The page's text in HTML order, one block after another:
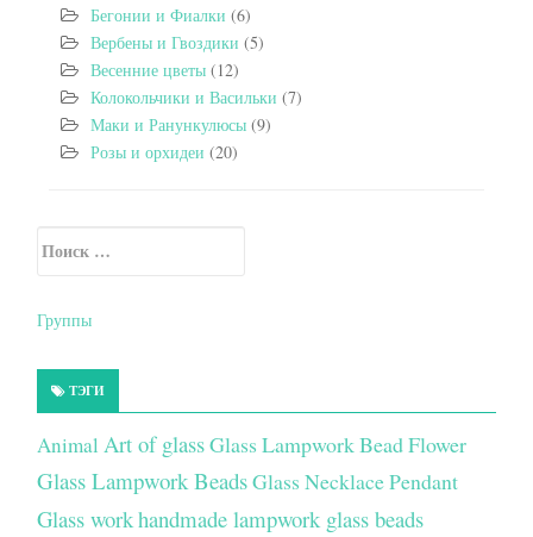
Бегонии и Фиалки (6)
Вербены и Гвоздики (5)
Весенние цветы (12)
Колокольчики и Васильки (7)
Маки и Ранункулюсы (9)
Розы и орхидеи (20)
Secondary Sidebar
Искать:
Группы
ТЭГИ
Animal Art of glassGlass Lampwork Bead Flower
Glass Lampwork BeadsGlass Necklace Pendant
Glass workhandmade lampwork glass beads